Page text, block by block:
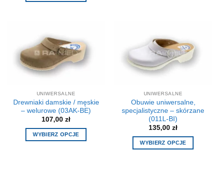
wiele
wariantów.
Opcje
można
stronie
produktu
wariantów.
Opcje
można
wybrać
stronie
produktu
UNIWERSALNE
Drewniaki damskie / męskie
– welurowe (03AK-BE)
107,00 zł
WYBIERZ OPCJE
UNIWERSALNE
Obuwie uniwersalne,
specjalistyczne – skórzane
(011L-BI)
135,00 zł
WYBIERZ OPCJE